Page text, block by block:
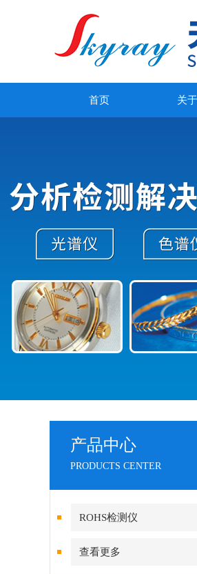
首页 关
产品中心
PRODUCTS CENTER
ROHS检测仪
查看更多